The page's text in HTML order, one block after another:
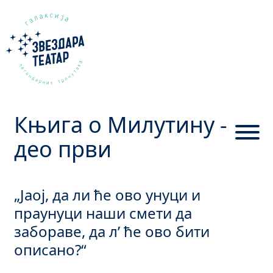
Књига о Милутину -
део први
„Јаој, да ли ће ово унуци и
праунуци наши смети да
забораве, да л’ ће ово бити
описано?“